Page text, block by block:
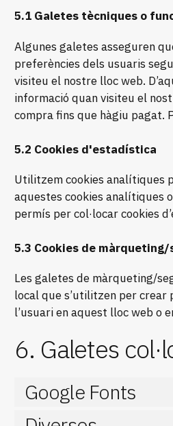
5.1 Galetes tècniques o
Algunes galetes asseguren
preferències dels usuaris
visiteu el nostre lloc web.
informació quan visiteu el
compra fins que hàgiu pagat.
5.2 Cookies d'estadística
Utilitzem cookies analítiques
aquestes cookies analítiques
permís per col·locar cookies
5.3 Cookies de
Les galetes de màrqueting/
local que s’utilitzen per
l’usuari en aquest lloc web o
6. Galetes
Google Fonts